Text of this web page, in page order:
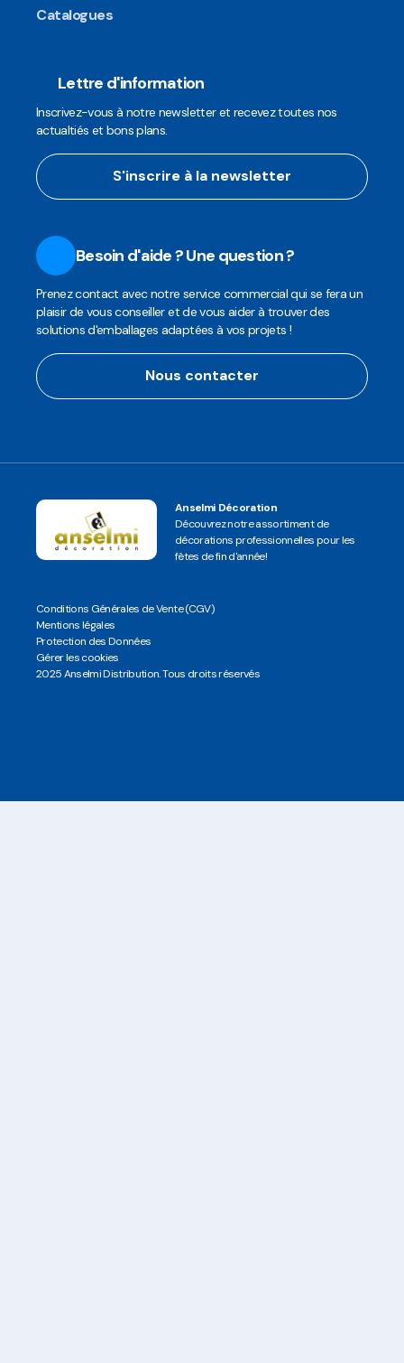
Catalogues
Lettre d'information
Inscrivez-vous à notre newsletter et recevez toutes nos
actualtiés et bons plans.
S'inscrire à la newsletter
Besoin d'aide ? Une question ?
Prenez contact avec notre service commercial qui se fera un
plaisir de vous conseiller et de vous aider à trouver des
solutions d'emballages adaptées à vos projets !
Nous contacter
Anselmi Décoration
Découvrez notre assortiment de
décorations professionnelles pour les
fêtes de fin d'année!
Conditions Générales de Vente (CGV)
Mentions légales
Protection des Données
Gérer les cookies
2025 Anselmi Distribution. Tous droits réservés